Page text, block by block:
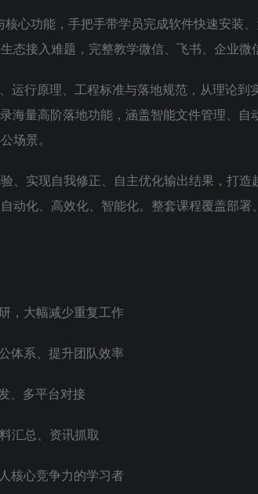
心功能，手把手带学员完成软件快速安装
接入难题，完整教学微信、飞书、企业
行原理、工程标准与落地规范，从理论
海量高阶落地功能，涵盖智能文件管理、
场景。
、实现自我修正、自主优化输出结果，打
动化、高效化、智能化。整套课程覆盖部
，大幅减少重复工作
体系、提升团队效率
、多平台对接
汇总、资讯抓取
核心竞争力的学习者